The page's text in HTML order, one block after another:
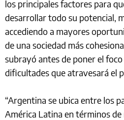
los principales factores para
desarrollar todo su potencial,
accediendo a mayores
de una sociedad más
subrayó antes de poner el
dificultades que atravesará el
“Argentina se ubica entre los
América Latina en términos